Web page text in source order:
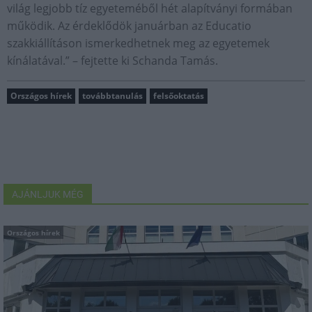
világ legjobb tíz egyeteméből hét alapítványi formában
működik. Az érdeklődök januárban az Educatio
szakkiállításon ismerkedhetnek meg az egyetemek
kínálatával.” – fejtette ki Schanda Tamás.
Országos hírek továbbtanulás felsőoktatás
AJÁNLJUK MÉG
Országos hírek